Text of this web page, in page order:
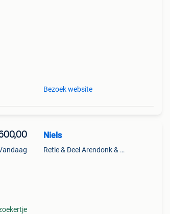
Bezoek website
Niels
Retie & Deel Arendonk & Oud-Turnhout